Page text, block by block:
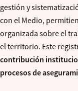
gestión y
con el Medio,
organizada sobre el
el territorio. Este
contribución
procesos de